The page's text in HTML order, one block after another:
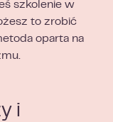
szkolenie w
to zrobić
oparta na
i